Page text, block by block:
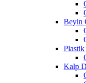
Beyin
Kalp